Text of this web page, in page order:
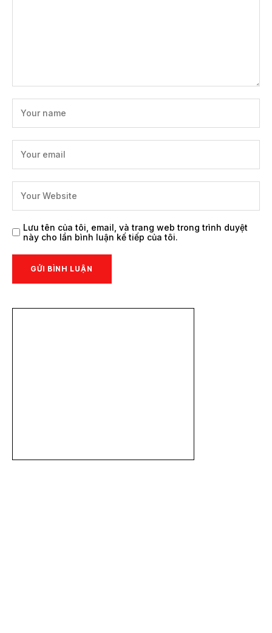
Lưu tên của tôi, email, và trang web trong trình duyệt
này cho lần bình luận kế tiếp của tôi.